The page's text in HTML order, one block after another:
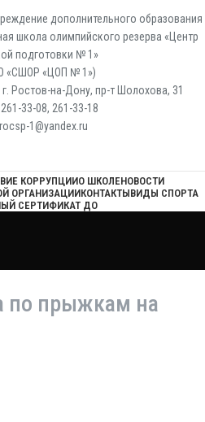
дополнительного образования
школа олимпийского резерва «Центр
подготовки № 1»
«СШОР «ЦОП № 1»)
Ростов-на-Дону, пр-т Шолохова, 31
33-08, 261-33-18
1@yandex.ru
КОРРУПЦИИО ШКОЛЕНОВОСТИ
ОРГАНИЗАЦИИКОНТАКТЫВИДЫ СПОРТА
СЕРТИФИКАТ ДО
по прыжкам на